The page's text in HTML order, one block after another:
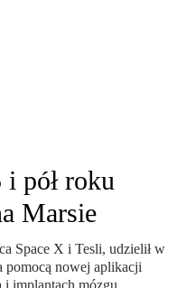
pół roku
Marsie
Space X i Tesli, udzielił w
pomocą nowej aplikacji
implantach mózgu.